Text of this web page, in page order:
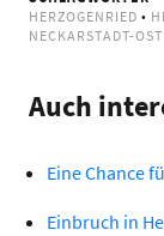
HERZOGENRIED •
NECKARSTADT-OST
Auch
Eine Chance
Einbruch in